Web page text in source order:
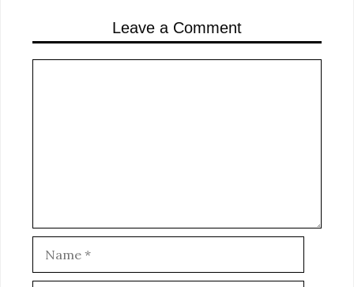
Leave a Comment